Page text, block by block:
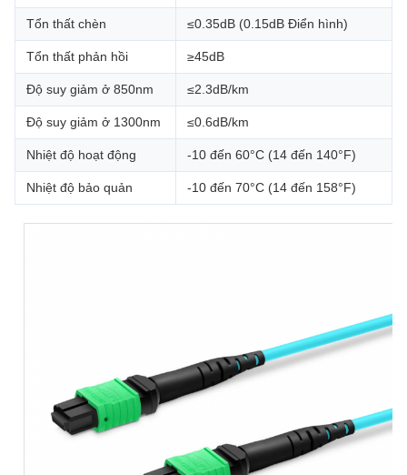
Tổn thất chèn ≤0.35dB (0.15dB Điển hình)
Tổn thất phản hồi ≥45dB
Độ suy giảm ở 850nm ≤2.3dB/km
Độ suy giảm ở 1300nm ≤0.6dB/km
Nhiệt độ hoạt động -10 đến 60°C (14 đến 140°F)
Nhiệt độ bảo quản -10 đến 70°C (14 đến 158°F)